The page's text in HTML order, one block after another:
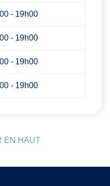
- 19h00
- 19h00
- 19h00
- 19h00
EN HAUT